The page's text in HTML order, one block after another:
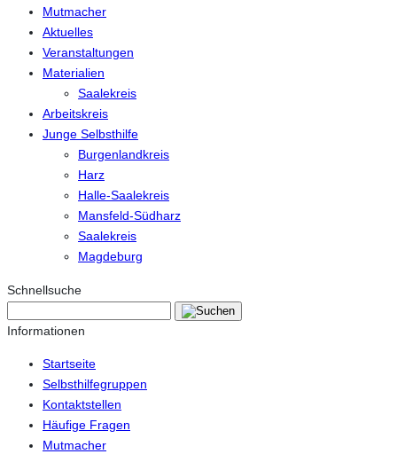
Mutmacher
Aktuelles
Veranstaltungen
Materialien
Saalekreis
Arbeitskreis
Junge Selbsthilfe
Burgenlandkreis
Harz
Halle-Saalekreis
Mansfeld-Südharz
Saalekreis
Magdeburg
Schnellsuche
Informationen
Startseite
Selbsthilfegruppen
Kontaktstellen
Häufige Fragen
Mutmacher